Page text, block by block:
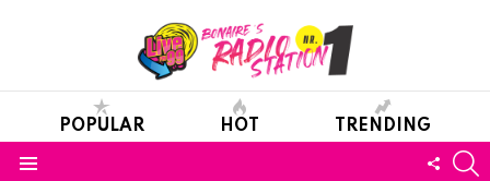
POPULAR HOT TRENDING